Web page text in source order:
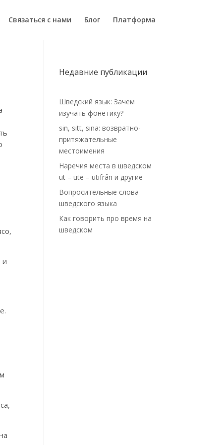
Связаться с нами Блог Платформа
и
Недавние публикации
Шведский язык: Зачем
изучать фонетику?
sin, sitt, sina: возвратно-
притяжательные
местоимения
Наречия места в шведском
ut – ute – utifrån и другие
Вопросительные слова
шведского языка
Как говорить про время на
шведском